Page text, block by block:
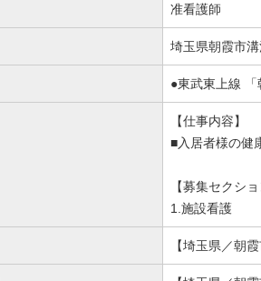
准看護師
埼玉県朝霞市
●東武東上線
【仕事内容】
■入居者様の健
【募集セクショ
1.施設看護
【埼玉県／朝